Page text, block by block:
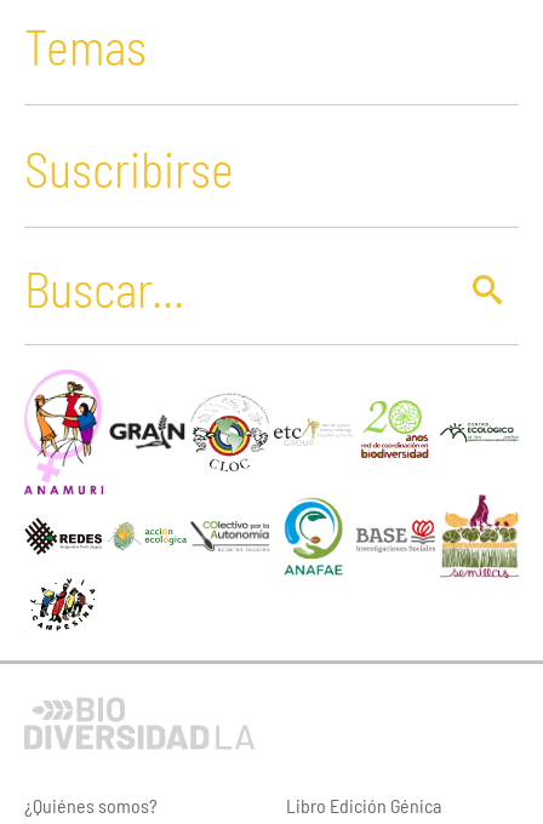
Temas
Suscribirse
¿Quiénes somos? Libro Edición Génica